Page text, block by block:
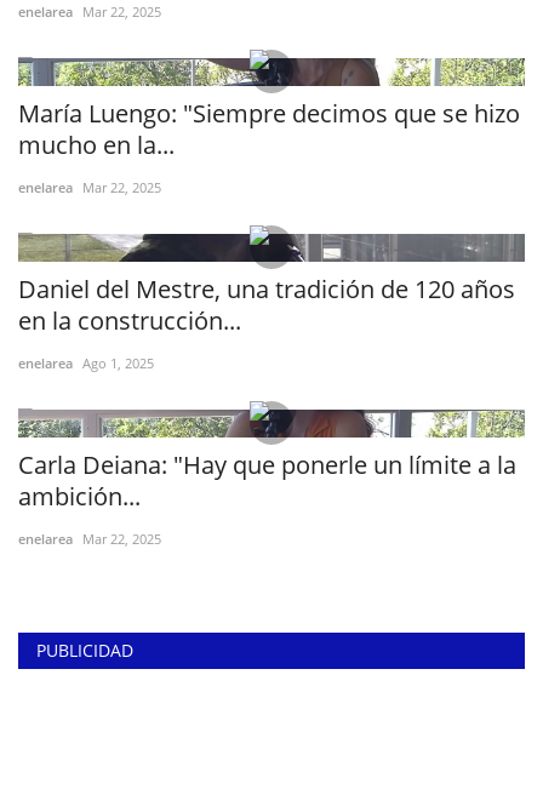
enelarea Mar 22, 2025
María Luengo: "Siempre decimos que se hizo
mucho en la...
enelarea Mar 22, 2025
Daniel del Mestre, una tradición de 120 años
en la construcción...
enelarea Ago 1, 2025
Carla Deiana: "Hay que ponerle un límite a la
ambición...
enelarea Mar 22, 2025
PUBLICIDAD